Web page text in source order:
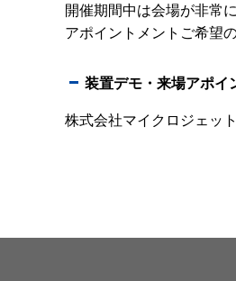
開催期間中は会場が非常
アポイントメントご希望
装置デモ・来場アポイ
株式会社マイクロジェ